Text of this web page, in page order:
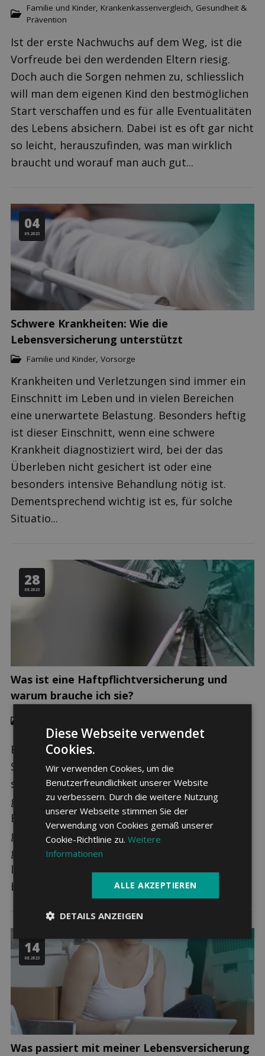
Familie und Kinder, Krankenkassenvergleich, Gesundheit &
Prävention
Ist der erste Nachwuchs auf dem Weg, ist die
Vorfreude bei den werdenden Eltern riesig.
Doch auch die Sorgen nehmen zu, schliesslich
will man dem eigenen Kind den bestmöglichen
Start verschaffen und es für alle Eventualitäten
des Lebens absichern. Dabei ist es oft gar nicht
so leicht, herauszufinden, was man wirklich
braucht und worauf man auch gut...
04
09.2023
Schwere Krankheiten: Wie die
Lebensversicherung unterstützt
Familie und Kinder Vorsorge
Krankheiten und Verletzungen sind immer ein
Einschnitt im Leben und in vielen Bereichen
eine unerwartete Belastung. Besonders heftig
ist dieser Einschnitt, wenn eine schwere
Krankheit diagnostiziert wird, bei der das
Überleben nicht gesichert ist oder eine
besonders intensive Behandlung nötig ist.
Dementsprechend wichtig ist es, für solche
Situatio...
28
08.2023
Was ist eine Haftpflichtversicherung und
warum brauche ich sie?
Wohnen
Eine private Haftpflichtversicherung hat in der
Schweiz fast jeder. In vielen Bereichen ist sie
sogar Pflicht, und ein Nachweis über eine
gültige Haftpflichtversicherung wird zum
Beispiel beim Mieten einer Wohnung oft
gefordert. Doch viele wissen gar nicht, was
genau eine Haftpflichtversicherung alles
leistet, wofür man einen zusätzlichen Tarif
ben...
14
08.2023
Was passiert mit meiner Lebensversicherung
Diese Webseite verwendet
Cookies.
Wir verwenden Cookies, um die
Benutzerfreundlichkeit unserer Website
zu verbessern. Durch die weitere Nutzung
unserer Webseite stimmen Sie der
Verwendung von Cookies gemäß unserer
Cookie-Richtlinie zu.Weitere
Informationen
ALLE AKZEPTIEREN
DETAILS ANZEIGEN